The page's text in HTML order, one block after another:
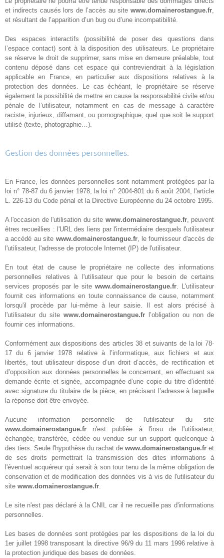
et indirects causés lors de l’accès au site www.domainerostangue.fr
et résultant de l’apparition d’un bug ou d’une incompatibilité.
Des espaces interactifs (possibilité de poser des questions dans
l’espace contact) sont à la disposition des utilisateurs. Le propriétaire
se réserve le droit de supprimer, sans mise en demeure préalable, tout
contenu déposé dans cet espace qui contreviendrait à la législation
applicable en France, en particulier aux dispositions relatives à la
protection des données. Le cas échéant, le propriétaire se réserve
également la possibilité de mettre en cause la responsabilité civile et/ou
pénale de l’utilisateur, notamment en cas de message à caractère
raciste, injurieux, diffamant, ou pornographique, quel que soit le support
utilisé (texte, photographie…).
Gestion des données personnelles.
En France, les données personnelles sont notamment protégées par la
loi n° 78-87 du 6 janvier 1978, la loi n° 2004-801 du 6 août 2004, l'article
L. 226-13 du Code pénal et la Directive Européenne du 24 octobre 1995.
A l'occasion de l'utilisation du site www.domainerostangue.fr, peuvent
êtres recueillies : l'URL des liens par l'intermédiaire desquels l'utilisateur
a accédé au site www.domainerostangue.fr, le fournisseur d'accès de
l'utilisateur, l'adresse de protocole Internet (IP) de l'utilisateur.
En tout état de cause le propriétaire ne collecte des informations
personnelles relatives à l'utilisateur que pour le besoin de certains
services proposés par le sitewww.domainerostangue.fr . L'utilisateur
fournit ces informations en toute connaissance de cause, notamment
lorsqu'il procède par lui-même à leur saisie. Il est alors précisé à
l'utilisateur du site www.domainerostangue.fr l’obligation ou non de
fournir ces informations.
Conformément aux dispositions des articles 38 et suivants de la loi 78-
17 du 6 janvier 1978 relative à l’informatique, aux fichiers et aux
libertés, tout utilisateur dispose d’un droit d’accès, de rectification et
d’opposition aux données personnelles le concernant, en effectuant sa
demande écrite et signée, accompagnée d’une copie du titre d’identité
avec signature du titulaire de la pièce, en précisant l’adresse à laquelle
la réponse doit être envoyée.
Aucune information personnelle de l'utilisateur du site
www.domainerostangue.fr n'est publiée à l'insu de l'utilisateur,
échangée, transférée, cédée ou vendue sur un support quelconque à
des tiers. Seule l'hypothèse du rachat de www.domainerostangue.fr et
de ses droits permettrait la transmission des dites informations à
l'éventuel acquéreur qui serait à son tour tenu de la même obligation de
conservation et de modification des données vis à vis de l'utilisateur du
site www.domainerostangue.fr
Le site n'est pas déclaré à la CNIL car il ne recueille pas d'informations
personnelles.
Les bases de données sont protégées par les dispositions de la loi du
1er juillet 1998 transposant la directive 96/9 du 11 mars 1996 relative à
la protection juridique des bases de données.